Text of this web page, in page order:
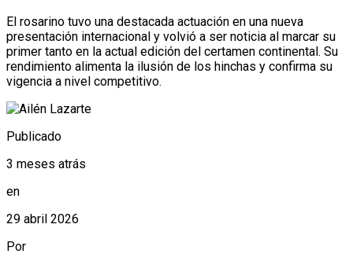
El rosarino tuvo una destacada actuación en una nueva
presentación internacional y volvió a ser noticia al marcar su
primer tanto en la actual edición del certamen continental. Su
rendimiento alimenta la ilusión de los hinchas y confirma su
vigencia a nivel competitivo.
Publicado
3 meses atrás
en
29 abril 2026
Por